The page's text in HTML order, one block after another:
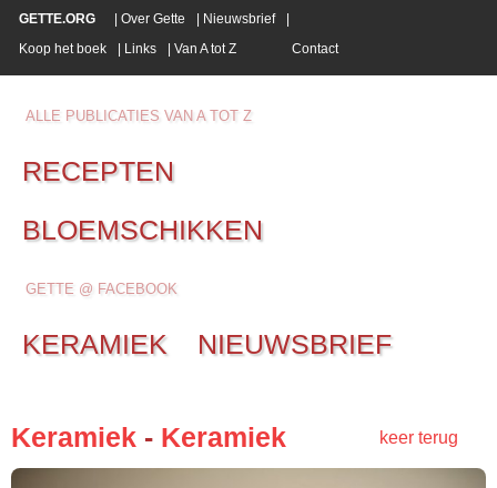
GETTE.ORG Over Gette Nieuwsbrief
Koop het boek
Links Van A tot Z Contact
ALLE PUBLICATIES VAN A TOT Z
RECEPTEN
BLOEMSCHIKKEN
GETTE @ FACEBOOK
KERAMIEK NIEUWSBRIEF
keer terug
Keramiek - Keramiek